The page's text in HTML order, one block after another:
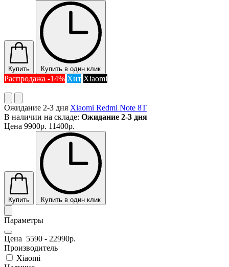
Купить Купить в один клик
Распродажа -14% Хит Xiaomi
Ожидание 2-3 дня Xiaomi Redmi Note 8T
В наличии на складе: Ожидание 2-3 дня
Цена 9900р. 11400р.
Купить Купить в один клик
Параметры
Цена 5590 - 22990р.
Производитель
Xiaomi